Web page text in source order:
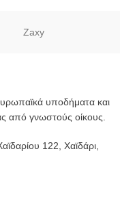
Zaxy
υποδήματα και
από γνωστούς οίκους.
122, Χαϊδάρι,